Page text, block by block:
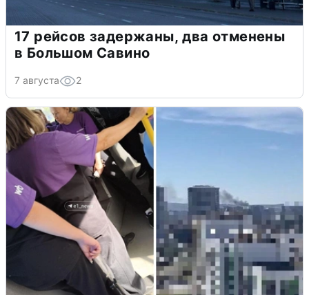
17 рейсов задержаны, два отменены
в Большом Савино
7 августа 2